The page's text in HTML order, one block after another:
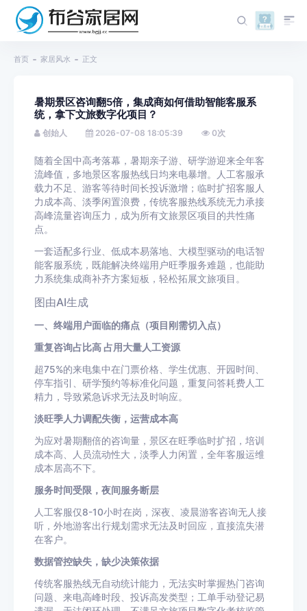
首页 家居风水 正文
暑期景区咨询翻5倍，集成商如何借助智能客服系
统，拿下文旅数字化项目？
创始人 2026-07-08 18:05:39 0次
随着全国中高考落幕，暑期亲子游、研学游迎来全年客
流峰值，多地景区客服热线日均来电暴增。人工客服承
载力不足、游客等待时间长投诉激增；临时扩招客服人
力成本高、淡季闲置浪费，传统客服热线系统无力承接
高峰流量咨询压力，成为所有文旅景区项目的共性痛
点。
一套适配多行业、低成本易落地、大模型驱动的电话智
能客服系统，既能解决终端用户旺季服务难题，也能助
力系统集成商补齐方案短板，轻松拓展文旅项目。
图由AI生成
一、终端用户面临的痛点（项目刚需切入点）
重复咨询占比高 占用大量人工资源
超75%的来电集中在门票价格、学生优惠、开园时间、
停车指引、研学预约等标准化问题，重复问答耗费人工
精力，导致紧急诉求无法及时响应。
淡旺季人力调配失衡，运营成本高
为应对暑期翻倍的咨询量，景区在旺季临时扩招，培训
成本高、人员流动性大，淡季人力闲置，全年客服运维
成本居高不下。
服务时间受限，夜间服务断层
人工客服仅8-10小时在岗，深夜、凌晨游客咨询无人接
听，外地游客出行规划需求无法及时回应，直接流失潜
在客户。
数据管控缺失，缺少决策依据
传统客服热线无自动统计能力，无法实时掌握热门咨询
问题、来电高峰时段、投诉高发类型；工单手动登记易